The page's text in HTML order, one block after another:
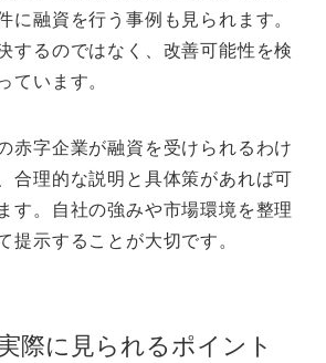
に融資を行う事例も見られます。
するのではなく、改善可能性を検
ています。
赤字企業が融資を受けられるわけ
合理的な説明と具体策があれば可
す。自社の強みや市場環境を整理
提示することが大切です。
際に見られるポイント